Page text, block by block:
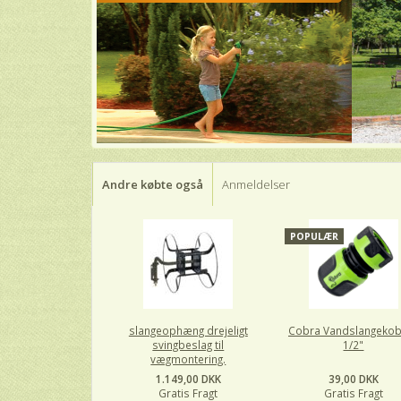
Andre købte også Anmeldelser
slangeophæng drejeligt
svingbeslag til
vægmontering.
1.149,00 DKK
Gratis Fragt
POPULÆR
Cobra
1/2"
39,00 DKK
Gratis Fragt